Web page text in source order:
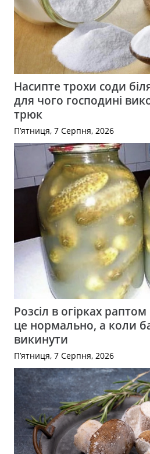
Насипте трохи соди
для чого господині
трюк
П’ятниця, 7 Серпня, 2026
Розсіл в огірках
це нормально, а коли
викинути
П’ятниця, 7 Серпня, 2026